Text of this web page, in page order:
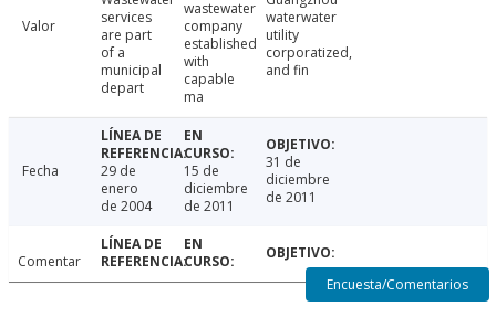
Valor
services
are part
of a
municipal
depart
wastewater
company
established
with
capable
ma
waterwater
utility
corporatized,
and fin
Fecha
29 de
enero
de 2004
15 de
diciembre
de 2011
31 de
diciembre
de 2011
Comentar
Encuesta/Comentarios